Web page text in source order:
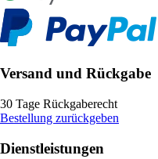
Versand und Rückgabe
30 Tage Rückgaberecht
Bestellung zurückgeben
Dienstleistungen